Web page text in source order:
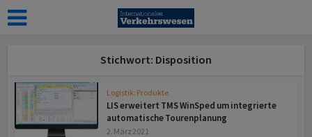
Stichwort: Disposition
Logistik: Produkte
LIS erweitert TMS WinSped um integrierte
automatische Tourenplanung
2. März 2021